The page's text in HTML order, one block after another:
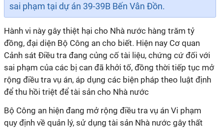
sai phạm tại dự án 39-39B Bến Vân Đồn.
Hành vi này gây thiệt hại cho Nhà nước hàng trăm tỷ
đồng, đại diện Bộ Công an cho biết. Hiện nay Cơ quan
Cảnh sát Điều tra đang củng cố tài liệu, chứng cứ đối với
sai phạm của các bị can đã khởi tố, đồng thời tiếp tục mở
rộng điều tra vụ án, áp dụng các biện pháp theo luật định
để thu hồi triệt để tài sản cho Nhà nước
Bộ Công an hiện đang mở rộng điều tra vụ án Vi phạm
quy định về quản lý, sử dụng tài sản Nhà nước gây thất